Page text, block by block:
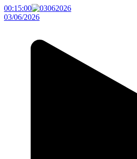
00:15:00
03/06/2026